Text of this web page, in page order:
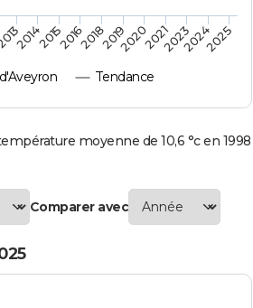
Tendance
2014201520162018201920202021202320242025
moyenne de 10,6 °c en 1998
Comparer avec